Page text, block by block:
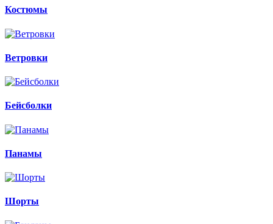
Костюмы
Ветровки
Бейсболки
Панамы
Шорты